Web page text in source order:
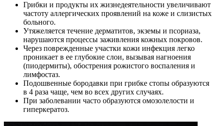
Грибки и продукты их жизнедеятельности увеличивают
частоту аллергических проявлений на коже и слизистых
больного.
Утяжеляется течение дерматитов, экземы и псориаза,
нарушаются процессы заживления кожных покровов.
Через поврежденные участки кожи инфекция легко
проникает в ее глубокие слои, вызывая нагноения
(пиодермиты), обострения рожистого воспаления и
лимфостаз.
Подошвенные бородавки при грибке стопы образуются
в 4 раза чаще, чем во всех других случаях.
При заболевании часто образуются омозолелости и
гиперкератоз.